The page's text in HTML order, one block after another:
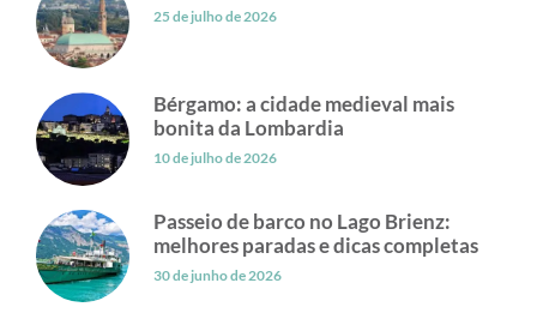
25 de julho de 2026
Bérgamo: a cidade medieval mais
bonita da Lombardia
10 de julho de 2026
Passeio de barco no Lago Brienz:
melhores paradas e dicas completas
30 de junho de 2026